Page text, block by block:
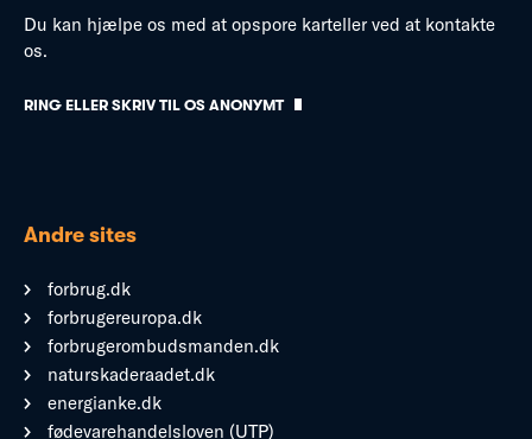
Du kan hjælpe os med at opspore karteller ved at kontakte
os.
RING ELLER SKRIV TIL OS ANONYMT
Andre sites
forbrug.dk
forbrugereuropa.dk
forbrugerombudsmanden.dk
naturskaderaadet.dk
energianke.dk
fødevarehandelsloven (UTP)